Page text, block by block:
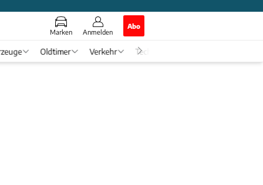
Marken Anmelden
Abo
Oldtimer Verkehr Tech & Zukunft